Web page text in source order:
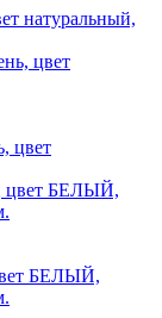
натуральный,
цвет
БЕЛЫЙ,